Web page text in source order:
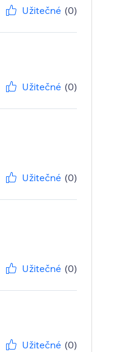
Užitečné (0)
Užitečné (0)
Užitečné (0)
Užitečné (0)
Užitečné (0)